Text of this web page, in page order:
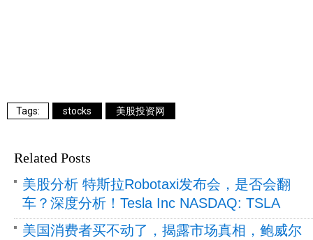
stocks 美股投资网
Related Posts
美股分析 特斯拉Robotaxi发布会，是否会翻
车？深度分析！Tesla Inc NASDAQ: TSLA
美国消费者买不动了，揭露市场真相，鲍威尔